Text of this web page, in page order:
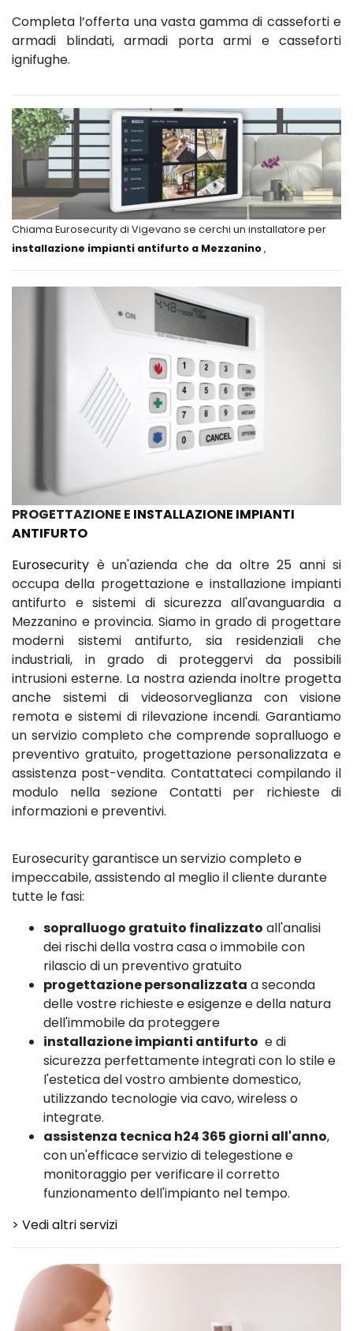
Completa l’offerta una vasta gamma di casseforti e
armadi blindati, armadi porta armi e casseforti
ignifughe.
Chiama Eurosecurity di Vigevano se cerchi un installatore per
installazione impianti antifurto a Mezzanino,
PROGETTAZIONE E INSTALLAZIONE IMPIANTI
ANTIFURTO
Eurosecurity è un'azienda che da oltre 25 anni si
occupa della progettazione e installazione impianti
antifurto e sistemi di sicurezza all'avanguardia a
Mezzanino e provincia. Siamo in grado di progettare
moderni sistemi antifurto, sia residenziali che
industriali, in grado di proteggervi da possibili
intrusioni esterne. La nostra azienda inoltre progetta
anche sistemi di videosorveglianza con visione
remota e sistemi di rilevazione incendi. Garantiamo
un servizio completo che comprende sopralluogo e
preventivo gratuito, progettazione personalizzata e
assistenza post-vendita. Contattateci compilando il
modulo nella sezione Contatti per richieste di
informazioni e preventivi.
Eurosecurity garantisce un servizio completo e
impeccabile, assistendo al meglio il cliente durante
tutte le fasi:
sopralluogo gratuito finalizzato all'analisi
dei rischi della vostra casa o immobile con
rilascio di un preventivo gratuito
progettazione personalizzata a seconda
delle vostre richieste e esigenze e della natura
dell'immobile da proteggere
installazione impianti antifurto e di
sicurezza perfettamente integrati con lo stile e
l'estetica del vostro ambiente domestico,
utilizzando tecnologie via cavo, wireless o
integrate.
assistenza tecnica h24 365 giorni all'anno,
con un'efficace servizio di telegestione e
monitoraggio per verificare il corretto
funzionamento dell'impianto nel tempo.
> Vedi altri servizi